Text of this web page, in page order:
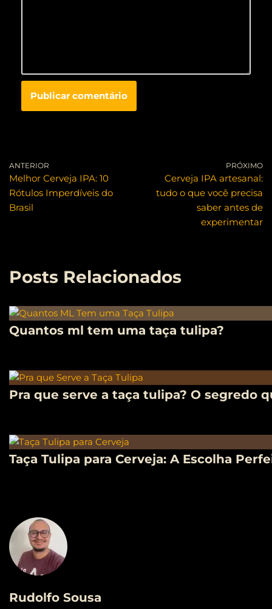
ANTERIOR
Melhor Cerveja IPA: 10
Rótulos Imperdíveis do
Brasil
PRÓXIMO
Cerveja IPA artesanal:
tudo o que você precisa
saber antes de
experimentar
Posts Relacionados
Quantos ml tem uma taça tulipa?
Pra que serve a taça tulipa? O segredo
Taça Tulipa para Cerveja: A Escolha
Rudolfo Sousa